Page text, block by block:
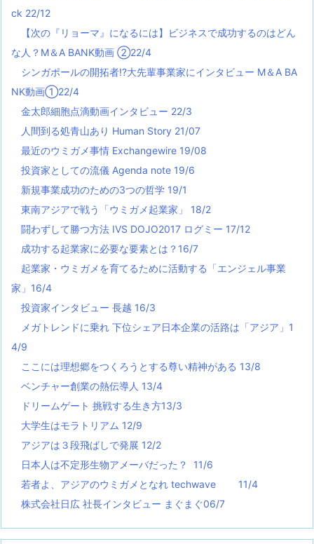
ck 22/12
【次の『リョーマ』になるには】ビジネスで成功するのはどん
な人？M＆A BANK動画 ②22/4
シンガポールの開拓者!?大先輩事業家にインタビュー M＆A BA
NK動画①22/4
金太郎細胞点滴動画インタビュー 22/3
人間到る処青山あり Human Story 21/07
最近のウミガメ事情 Exchangewire 19/08
投資家としての流儀 Agenda note 19/6
新規事業成功のための3つの哲学 19/1
東南アジアで戦う「ウミガメ起業家」 18/2
闘わずして勝つ方法 IVS DOJO2017 ログミー 17/12
成功する起業家に必要な要素とは？16/7
起業家・ウミガメを育てるために活動する「エンジェル事業
家」16/4
投資家インタビュー 長越 16/3
メガトレンドに乗れ 下位シェア日本企業の活路は「アジア」1
4/9
ここには理想郷をつくろうとする尊い精神がある 13/8
ベンチャー創業の熱伝導人 13/4
ドリームゲート 挑戦する生き方13/3
大学生はモラトリアム 12/9
アジアは３段飛ばしで発展 12/2
日本人は不定形生物アメーバだった？ 11/6
若者よ、アジアのウミガメとなれ techwave
11/4
株式会社日広 社長インタビュー まぐまぐ06/7